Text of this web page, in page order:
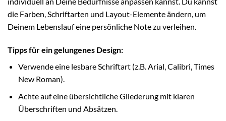
die Farben, Schriftarten und Layout-Elemente ändern, um
Deinem Lebenslauf eine persönliche Note zu verleihen.
Tipps für ein gelungenes Design:
Verwende eine lesbare Schriftart (z.B. Arial, Calibri, Times
New Roman).
Achte auf eine übersichtliche Gliederung mit klaren
Überschriften und Absätzen.